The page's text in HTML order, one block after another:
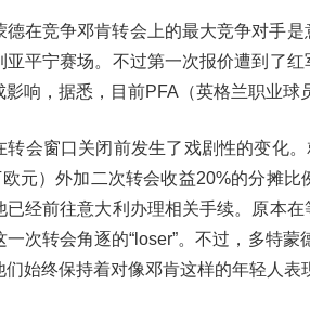
德在竞争邓肯转会上的最大竞争对手
亚平宁赛场。不过第一次报价遭到了
影响，据悉，目前PFA（英格兰职业球
转会窗口关闭前发生了戏剧性的变化
元）外加二次转会收益20%的分摊
已经前往意大利办理相关手续。原本
次转会角逐的“loser”。不过，多特
们始终保持着对像邓肯这样的年轻人表